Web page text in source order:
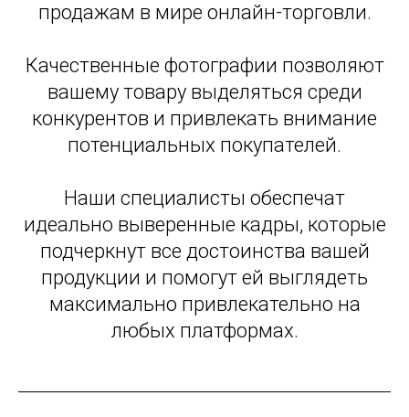
продажам в мире онлайн-торговли.
Качественные фотографии позволяют
вашему товару выделяться среди
конкурентов и привлекать внимание
потенциальных покупателей.
Наши специалисты обеспечат
идеально выверенные кадры, которые
подчеркнут все достоинства вашей
продукции и помогут ей выглядеть
максимально привлекательно на
любых платформах.